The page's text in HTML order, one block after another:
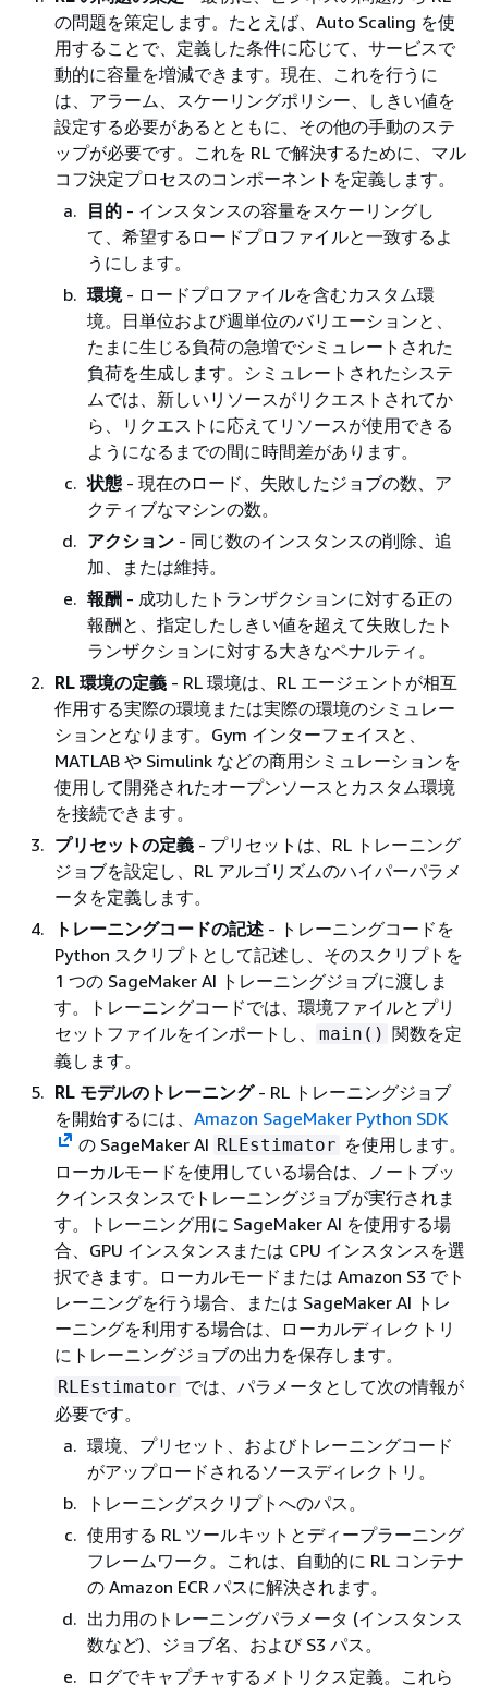
の問題を策定します。たとえば、Auto Scaling を使
用することで、定義した条件に応じて、サービスで
動的に容量を増減できます。現在、これを行うに
は、アラーム、スケーリングポリシー、しきい値を
設定する必要があるとともに、その他の手動のステ
ップが必要です。これを RL で解決するために、マル
コフ決定プロセスのコンポーネントを定義します。
目的 - インスタンスの容量をスケーリングし
て、希望するロードプロファイルと一致するよ
うにします。
環境- ロードプロファイルを含むカスタム環
境。日単位および週単位のバリエーションと、
たまに生じる負荷の急増でシミュレートされた
負荷を生成します。シミュレートされたシステ
ムでは、新しいリソースがリクエストされてか
ら、リクエストに応えてリソースが使用できる
ようになるまでの間に時間差があります。
状態 - 現在のロード、失敗したジョブの数、ア
クティブなマシンの数。
アクション - 同じ数のインスタンスの削除、追
加、または維持。
報酬 - 成功したトランザクションに対する正の
報酬と、指定したしきい値を超えて失敗したト
ランザクションに対する大きなペナルティ。
RL 環境の定義 - RL 環境は、RL エージェントが相互
作用する実際の環境または実際の環境のシミュレー
ションとなります。Gym インターフェイスと、
MATLAB や Simulink などの商用シミュレーションを
使用して開発されたオープンソースとカスタム環境
を接続できます。
プリセットの定義 - プリセットは、RL トレーニング
ジョブを設定し、RL アルゴリズムのハイパーパラメ
ータを定義します。
トレーニングコードの記述 - トレーニングコードを
Python スクリプトとして記述し、そのスクリプトを
1 つの SageMaker AI トレーニングジョブに渡しま
す。トレーニングコードでは、環境ファイルとプリ
セットファイルをインポートし、
main() 関数を定
義します。
RL モデルのトレーニング- RL トレーニングジョブ
を開始するには、 Amazon SageMaker Python SDK
の SageMaker AI RLEstimator を使用します。
ローカルモードを使用している場合は、ノートブッ
クインスタンスでトレーニングジョブが実行されま
す。トレーニング用に SageMaker AI を使用する場
合、GPU インスタンスまたは CPU インスタンスを選
択できます。ローカルモードまたは Amazon S3 でト
レーニングを行う場合、または SageMaker AI トレ
ーニングを利用する場合は、ローカルディレクトリ
にトレーニングジョブの出力を保存します。
RLEstimator では、パラメータとして次の情報が
必要です。
環境、プリセット、およびトレーニングコード
がアップロードされるソースディレクトリ。
トレーニングスクリプトへのパス。
使用する RL ツールキットとディープラーニング
フレームワーク。これは、自動的に RL コンテナ
の Amazon ECR パスに解決されます。
出力用のトレーニングパラメータ (インスタンス
数など)、ジョブ名、および S3 パス。
ログでキャプチャするメトリクス定義。これら